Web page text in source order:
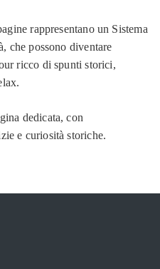
rappresentano un Sistema
che possono diventare
ricco di spunti storici,
dedicata, con
e curiosità storiche.